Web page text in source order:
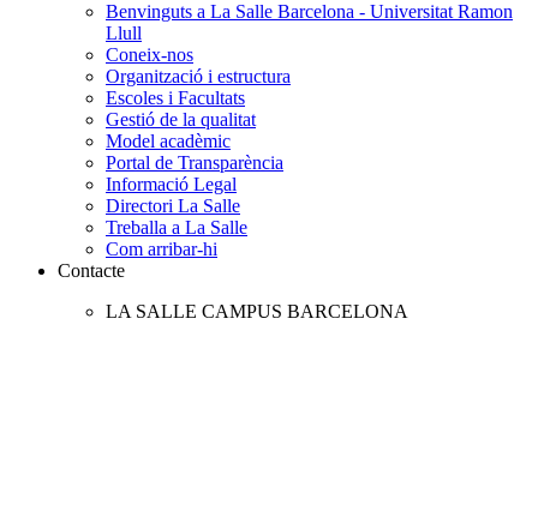
Benvinguts a La Salle Barcelona - Universitat Ramon
Llull
Coneix-nos
Organització i estructura
Escoles i Facultats
Gestió de la qualitat
Model acadèmic
Portal de Transparència
Informació Legal
Directori La Salle
Treballa a La Salle
Com arribar-hi
Contacte
LA SALLE CAMPUS BARCELONA